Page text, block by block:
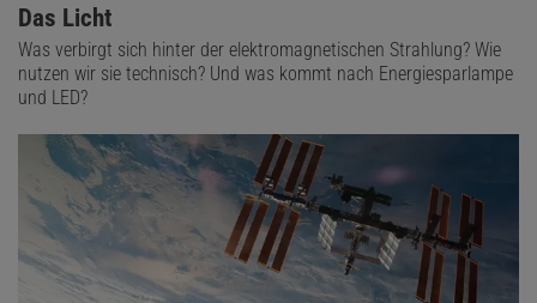
Das Licht
Was verbirgt sich hinter der elektromagnetischen Strahlung? Wie
nutzen wir sie technisch? Und was kommt nach Energiesparlampe
und LED?